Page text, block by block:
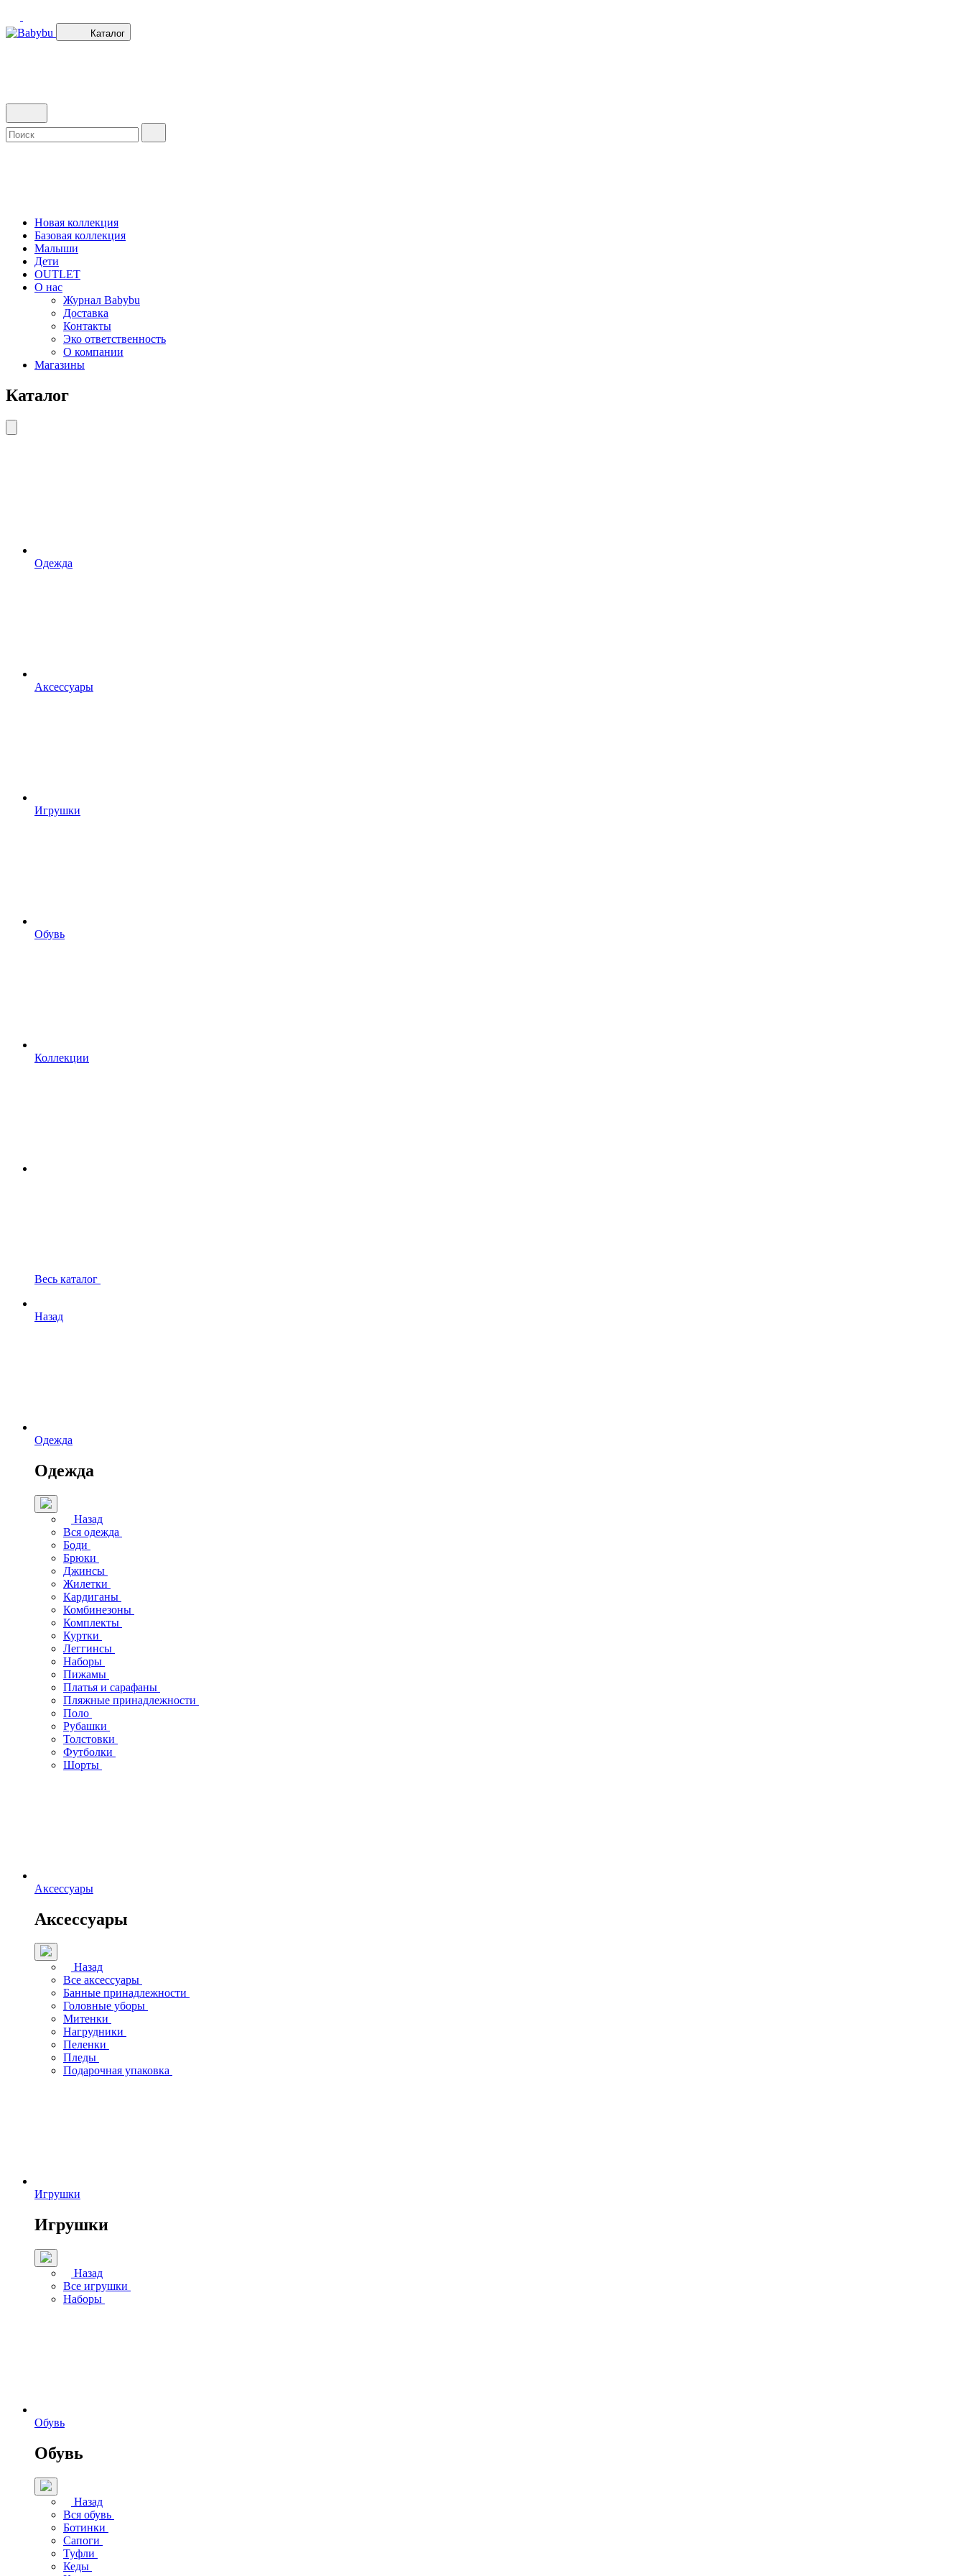
Каталог
Новая коллекция
Базовая коллекция
Малыши
Дети
OUTLET
О нас
Журнал Babybu
Доставка
Контакты
Эко ответственность
О компании
Магазины
Каталог
Одежда
Аксессуары
Игрушки
Обувь
Коллекции
Весь каталог
Назад
Одежда
Одежда
Назад
Вся одежда
Боди
Брюки
Джинсы
Жилетки
Кардиганы
Комбинезоны
Комплекты
Куртки
Леггинсы
Наборы
Пижамы
Платья и сарафаны
Пляжные принадлежности
Поло
Рубашки
Толстовки
Футболки
Шорты
Аксессуары
Аксессуары
Назад
Все аксессуары
Банные принадлежности
Головные уборы
Митенки
Нагрудники
Пеленки
Пледы
Подарочная упаковка
Игрушки
Игрушки
Назад
Все игрушки
Наборы
Обувь
Обувь
Назад
Вся обувь
Ботинки
Сапоги
Туфли
Кеды